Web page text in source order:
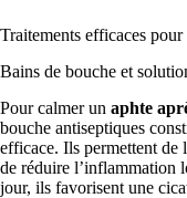
Traitements efficaces
Bains de bouche et
Pour calmer un aphte
bouche antiseptiques
efficace. Ils permettent
de réduire l’inflammation
jour, ils favorisent une